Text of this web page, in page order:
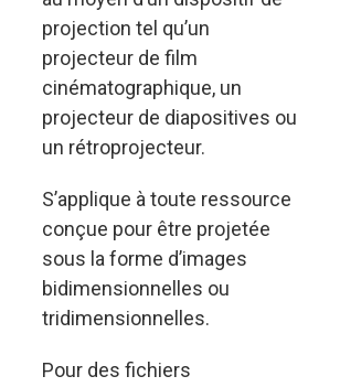
projection tel qu’un
projecteur de film
cinématographique, un
projecteur de diapositives ou
un rétroprojecteur.
S’applique à toute ressource
conçue pour être projetée
sous la forme d’images
bidimensionnelles ou
tridimensionnelles.
Pour des fichiers